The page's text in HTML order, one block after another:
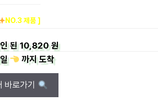
NO.3 제품 ]
된10,820 원
까지도착
바로가기